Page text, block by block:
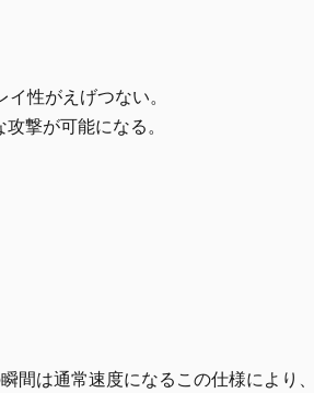
性がえげつない。
撃が可能になる。
間は通常速度になるこの仕様により